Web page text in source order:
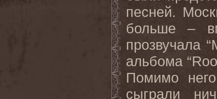
песней.
больше –
прозвучала
альбома
Помимо
сыграли